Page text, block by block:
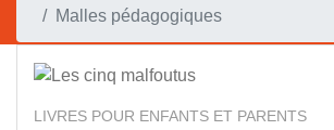
Malles pédagogiques
LIVRES POUR ENFANTS ET PARENTS